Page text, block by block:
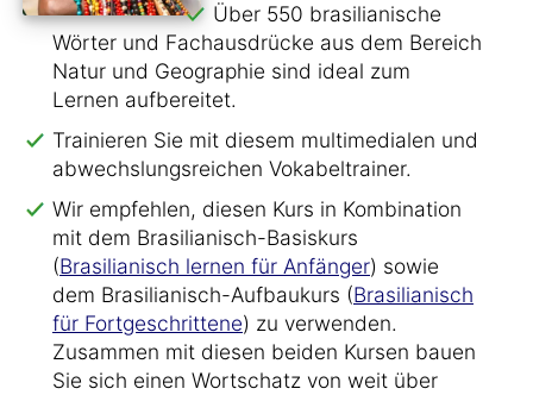
Über 550 brasilianische
Wörter und Fachausdrücke aus dem Bereich
Natur und Geographie sind ideal zum
Lernen aufbereitet.
Trainieren Sie mit diesem multimedialen und
abwechslungsreichen Vokabeltrainer.
Wir empfehlen, diesen Kurs in Kombination
mit dem Brasilianisch-Basiskurs
(Brasilianisch lernen für Anfänger) sowie
dem Brasilianisch-Aufbaukurs (Brasilianisch
für Fortgeschrittene) zu verwenden.
Zusammen mit diesen beiden Kursen bauen
Sie sich einen Wortschatz von weit über